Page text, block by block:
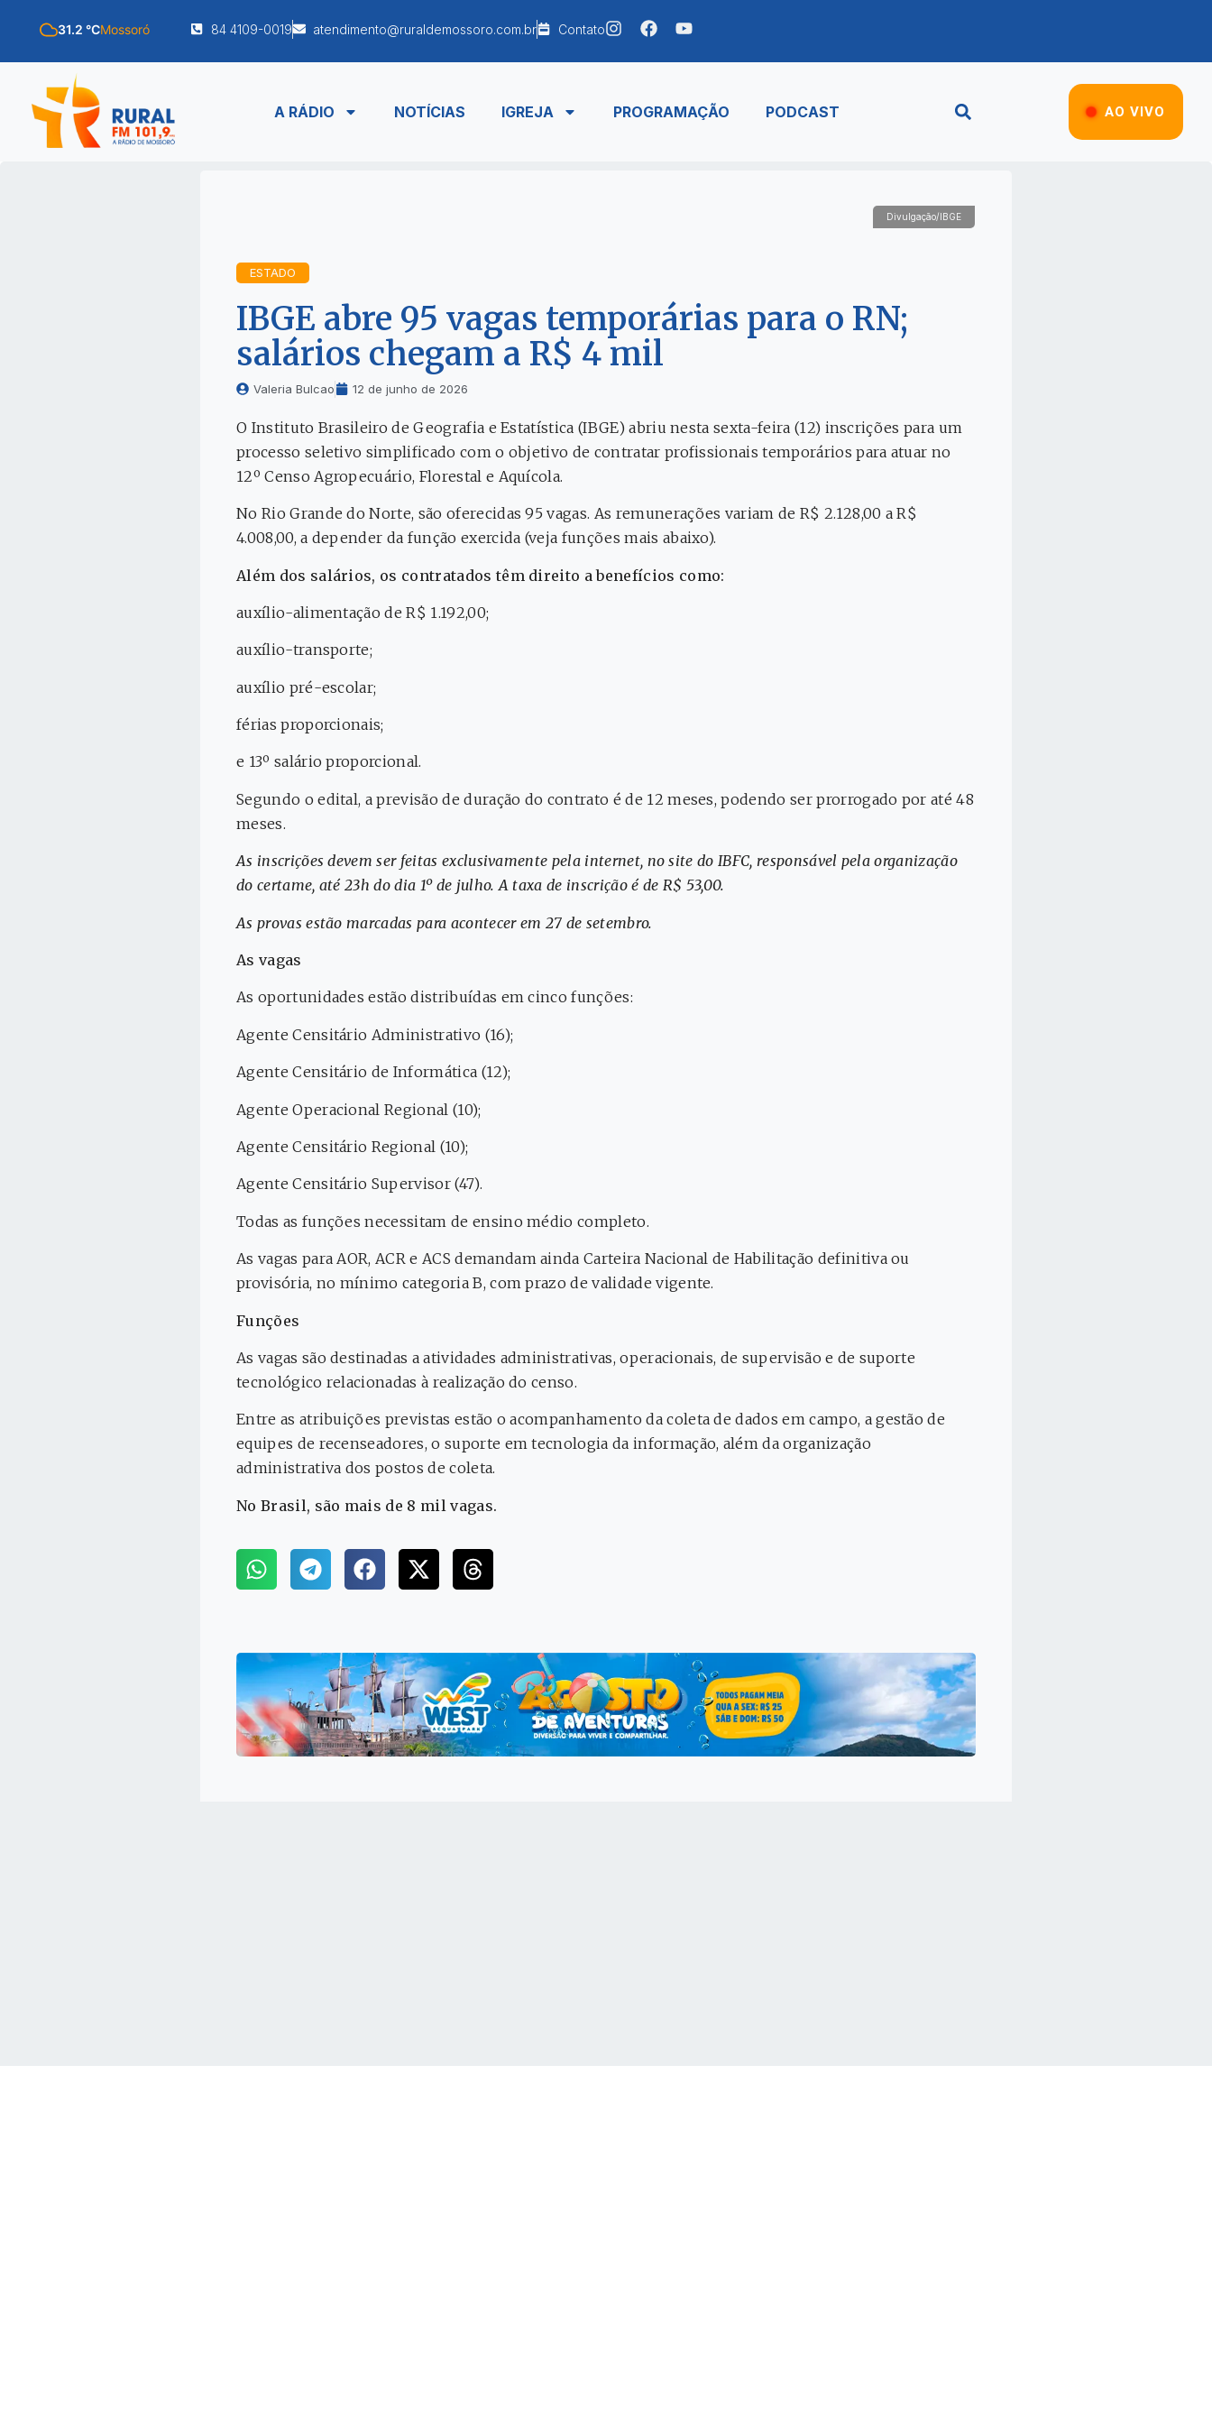
31.2 °CMossoró 84 4109-0019 atendimento@ruraldemossoro.com.br Contato
A RÁDIO NOTÍCIAS IGREJA PROGRAMAÇÃO PODCAST AO VIVO
Divulgação/IBGE
ESTADO
IBGE abre 95 vagas temporárias para o RN;
salários chegam a R$ 4 mil
Valeria Bulcao 12 de junho de 2026
O Instituto Brasileiro de Geografia e Estatística (IBGE) abriu nesta sexta-feira (12) inscrições para um
processo seletivo simplificado com o objetivo de contratar profissionais temporários para atuar no
12º Censo Agropecuário, Florestal e Aquícola.
No Rio Grande do Norte, são oferecidas 95 vagas. As remunerações variam de R$ 2.128,00 a R$
4.008,00, a depender da função exercida (veja funções mais abaixo).
Além dos salários, os contratados têm direito a benefícios como:
auxílio-alimentação de R$ 1.192,00;
auxílio-transporte;
auxílio pré-escolar;
férias proporcionais;
e 13º salário proporcional.
Segundo o edital, a previsão de duração do contrato é de 12 meses, podendo ser prorrogado por até 48
meses.
As inscrições devem ser feitas exclusivamente pela internet, no site do IBFC, responsável pela organização
do certame, até 23h do dia 1º de julho. A taxa de inscrição é de R$ 53,00.
As provas estão marcadas para acontecer em 27 de setembro.
As vagas
As oportunidades estão distribuídas em cinco funções:
Agente Censitário Administrativo (16);
Agente Censitário de Informática (12);
Agente Operacional Regional (10);
Agente Censitário Regional (10);
Agente Censitário Supervisor (47).
Todas as funções necessitam de ensino médio completo.
As vagas para AOR, ACR e ACS demandam ainda Carteira Nacional de Habilitação definitiva ou
provisória, no mínimo categoria B, com prazo de validade vigente.
Funções
As vagas são destinadas a atividades administrativas, operacionais, de supervisão e de suporte
tecnológico relacionadas à realização do censo.
Entre as atribuições previstas estão o acompanhamento da coleta de dados em campo, a gestão de
equipes de recenseadores, o suporte em tecnologia da informação, além da organização
administrativa dos postos de coleta.
No Brasil, são mais de 8 mil vagas.